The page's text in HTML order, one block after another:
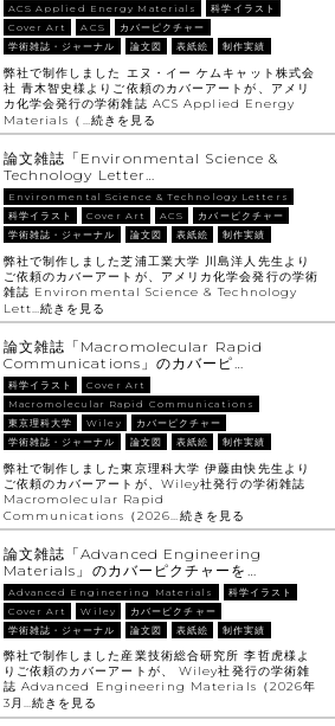
ACS Applied Energy Materials
科学イラスト
Cover Art
ACS
カバーピクチャー
学術雑誌・ジャーナル
論文図 表紙絵 制作実績
弊社で制作しました エヌ・イー ケムキャット株式会
社 青木智史様よりご依頼のカバーアートが、アメリ
カ化学会発行の学術雑誌 ACS Applied Energy
Materials（… 続きを見る
論文雑誌「Environmental Science &
Technology Letter…
Environmental Science & Technology Letters
科学イラスト
Cover Art ACS
カバーピクチャー
学術雑誌・ジャーナル
論文図 表紙絵 制作実績
弊社で制作しました芝浦工業大学 川島洋人先生より
ご依頼のカバーアートが、アメリカ化学会発行の学術
雑誌 Environmental Science & Technology
Lett…続きを見る
論文雑誌「Macromolecular Rapid
Communications」のカバーピ…
科学イラスト
Cover Art
Macromolecular Rapid Communications
東京理科大学
Wiley
カバーピクチャー
学術雑誌・ジャーナル
論文図 表紙絵 制作実績
弊社で制作しました東京理科大学 伊藤由快先生より
ご依頼のカバーアートが、Wiley社発行の学術雑誌
Macromolecular Rapid
Communications（2026…続きを見る
論文雑誌「Advanced Engineering
Materials」のカバーピクチャーを…
Advanced Engineering Materials
科学イラスト
Cover Art
Wiley
カバーピクチャー
学術雑誌・ジャーナル
論文図 表紙絵 制作実績
弊社で制作しました産業技術総合研究所 李哲虎様よ
りご依頼のカバーアートが、 Wiley社発行の学術雑
誌 Advanced Engineering Materials（2026年
3月…続きを見る